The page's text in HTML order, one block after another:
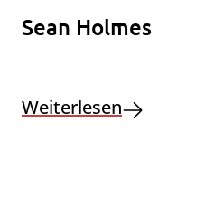
Sean Holmes
Weiterlesen